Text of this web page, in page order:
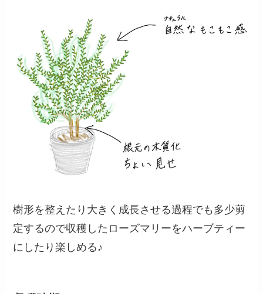
樹形を整えたり大きく成長させる過程でも多少剪
定するので収穫したローズマリーをハーブティー
にしたり楽しめる♪